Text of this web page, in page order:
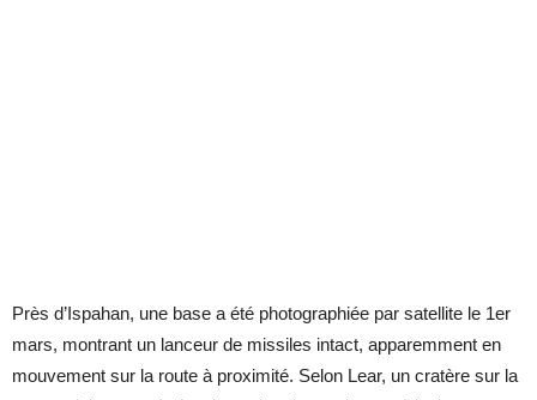
Près d’Ispahan, une base a été photographiée par satellite le 1er
mars, montrant un lanceur de missiles intact, apparemment en
mouvement sur la route à proximité. Selon Lear, un cratère sur la